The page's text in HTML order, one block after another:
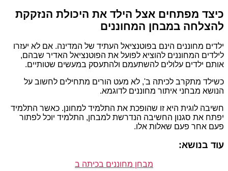
כיצד מפתחים אצל הילד את היכולת הנזקקת
להצלחה במבחן המחוננים
ילדים מחוננים הינם בפוטנציאל העתיד של המדינה. אם לא יעזרו
לילדים המחוננים להוציא לפועל את הפוטנציאל האדיר שבהם,
אותם ילדים עלולים להשתעמם ולהתעסק במעשים שטותיים.
כשילד מתקרב לכיתה ב', לא מעט הורים מתחילים לחשוב על
הנושא מבחני איתור מחוננים לדוגמא.
חשיבה לוגית היא זו שהופכת את התלמיד למחונן. כאשר התלמיד
יפתח את סגנון החשיבה הנדרשת למבחן, התלמיד יוכל לפתור
פעם אחר פעם שאלות אלו.
עוד בנושא:
מבחן מחוננים בכיתה ב